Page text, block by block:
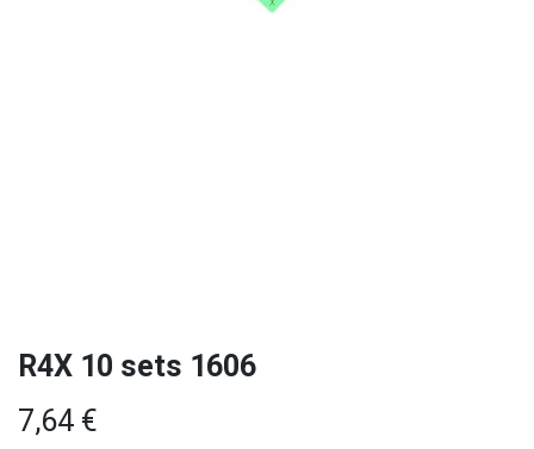
R4X 10 sets 1606
7,64 €